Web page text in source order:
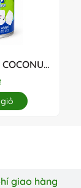
thoáng mát, tránh
tủ lạnh sau khi
SAMUI
giao hàng